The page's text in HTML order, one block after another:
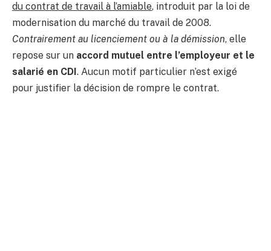
du contrat de travail à l’amiable, introduit par la loi de
modernisation du marché du travail de 2008.
Contrairement au licenciement ou à la démission, elle
repose sur un accord mutuel entre l’employeur et le
salarié en CDI . Aucun motif particulier n’est exigé
pour justifier la décision de rompre le contrat.